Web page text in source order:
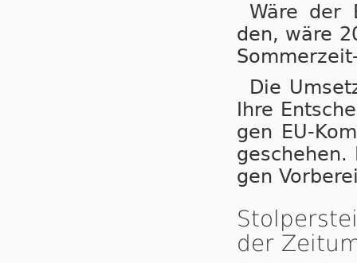
Wäre der
den, wä­re
Die
Ihre
gen EU-
gen
der